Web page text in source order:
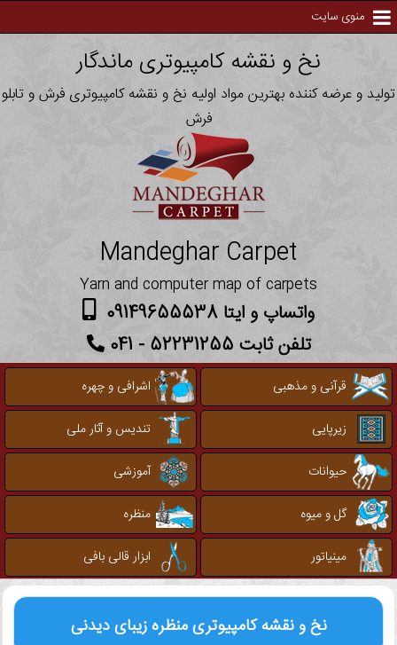
منوی سایت
نخ و نقشه کامپیوتری ماندگار
تولید و عرضه کننده بهترین مواد اولیه نخ و نقشه کامپیوتری فرش و تابلو
فرش
Mandeghar Carpet
Yarn and computer map of carpets
واتساپ و ایتا 09149655538
تلفن ثابت 52231255 - 041
قرآنی و مذهبی
اشرافی و چهره
زیرپایی
تندیس و آثار ملی
حیوانات
آموزشی
گل و میوه
منظره
مینیاتور
ابزار قالی بافی
نخ و نقشه کامپیوتریمنظره زیبای دیدنی